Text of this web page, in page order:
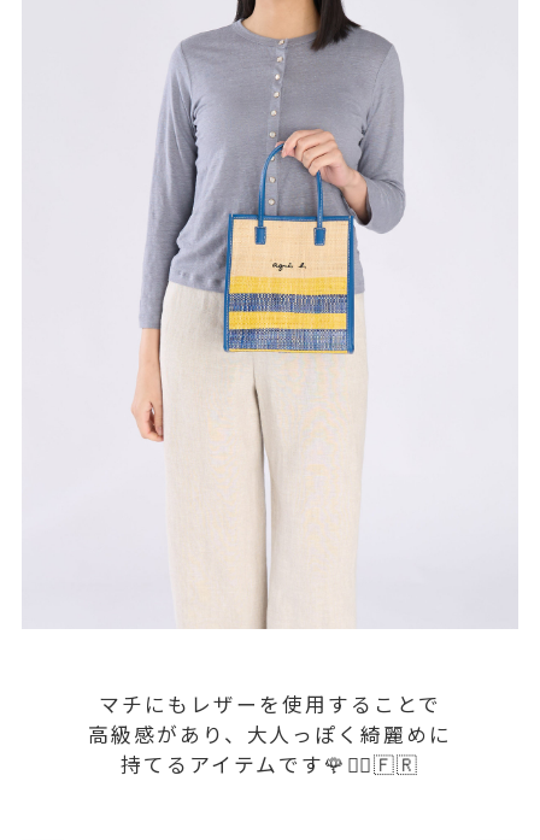
マチにもレザーを使用することで
高級感があり、大人っぽく綺麗めに
持てるアイテムです🌹☝🏻🇫🇷